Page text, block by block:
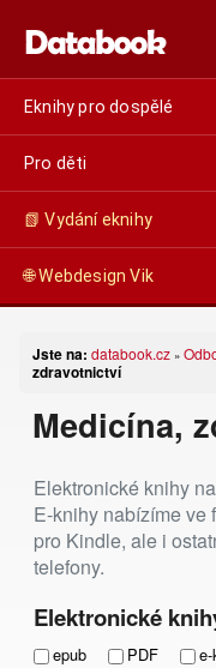
Eknihy pro dospělé
Pro děti
📗 Vydání eknihy
🌐 Webdesign Vik
Jste na: databook.cz »
zdravotnictví
Medicína,
Elektronické knihy
E-knihy nabízíme ve
pro Kindle, ale i
telefony.
Elektronické
epub PDF